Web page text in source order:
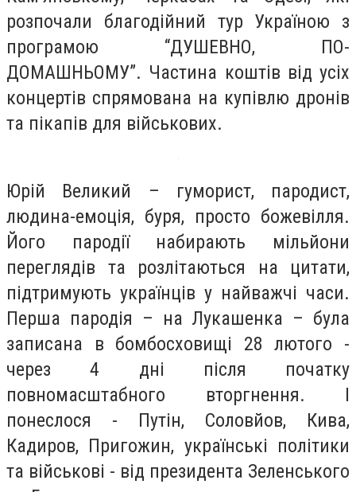
розпочали благодійний тур Україною з
програмою “ДУШЕВНО, ПО-
ДОМАШНЬОМУ”. Частина коштів від усіх
концертів спрямована на купівлю дронів
та пікапів для військових.
Юрій Великий – гуморист, пародист,
людина-емоція, буря, просто божевілля.
Його пародії набирають мільйони
переглядів та розлітаються на цитати,
підтримують українців у найважчі часи.
Перша пародія – на Лукашенка – була
записана в бомбосховищі 28 лютого -
через 4 дні після початку
повномасштабного вторгнення. І
понеслося - Путін, Соловйов, Кива,
Кадиров, Пригожин, українські політики
та військові - від президента Зеленського